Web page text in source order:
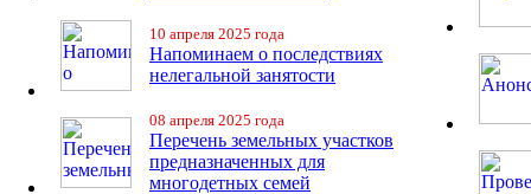
10 апреля 2025 года
Напоминаем о последствиях
нелегальной занятости
08 апреля 2025 года
Перечень земельных участков
предназначенных для
многодетных семей